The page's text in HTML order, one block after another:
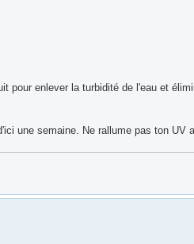
pour enlever la turbidité de l'eau et
une semaine. Ne rallume pas ton UV